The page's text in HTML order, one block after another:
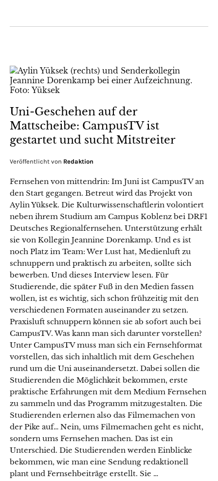
Uni-Geschehen auf der
Mattscheibe: CampusTV ist
gestartet und sucht Mitstreiter
Veröffentlicht von Redaktion
Fernsehen von mittendrin: Im Juni ist CampusTV an
den Start gegangen. Betreut wird das Projekt von
Aylin Yüksek. Die Kulturwissenschaftlerin volontiert
neben ihrem Studium am Campus Koblenz bei DRF1
Deutsches Regionalfernsehen. Unterstützung erhält
sie von Kollegin Jeannine Dorenkamp. Und es ist
noch Platz im Team: Wer Lust hat, Medienluft zu
schnuppern und praktisch zu arbeiten, sollte sich
bewerben. Und dieses Interview lesen. Für
Studierende, die später Fuß in den Medien fassen
wollen, ist es wichtig, sich schon frühzeitig mit den
verschiedenen Formaten auseinander zu setzen.
Praxisluft schnuppern können sie ab sofort auch bei
CampusTV. Was kann man sich darunter vorstellen?
Unter CampusTV muss man sich ein Fernsehformat
vorstellen, das sich inhaltlich mit dem Geschehen
rund um die Uni auseinandersetzt. Dabei sollen die
Studierenden die Möglichkeit bekommen, erste
praktische Erfahrungen mit dem Medium Fernsehen
zu sammeln und das Programm mitzugestalten. Die
Studierenden erlernen also das Filmemachen von
der Pike auf… Nein, ums Filmemachen geht es nicht,
sondern ums Fernsehen machen. Das ist ein
Unterschied. Die Studierenden werden Einblicke
bekommen, wie man eine Sendung redaktionell
plant und Fernsehbeiträge erstellt. Sie …